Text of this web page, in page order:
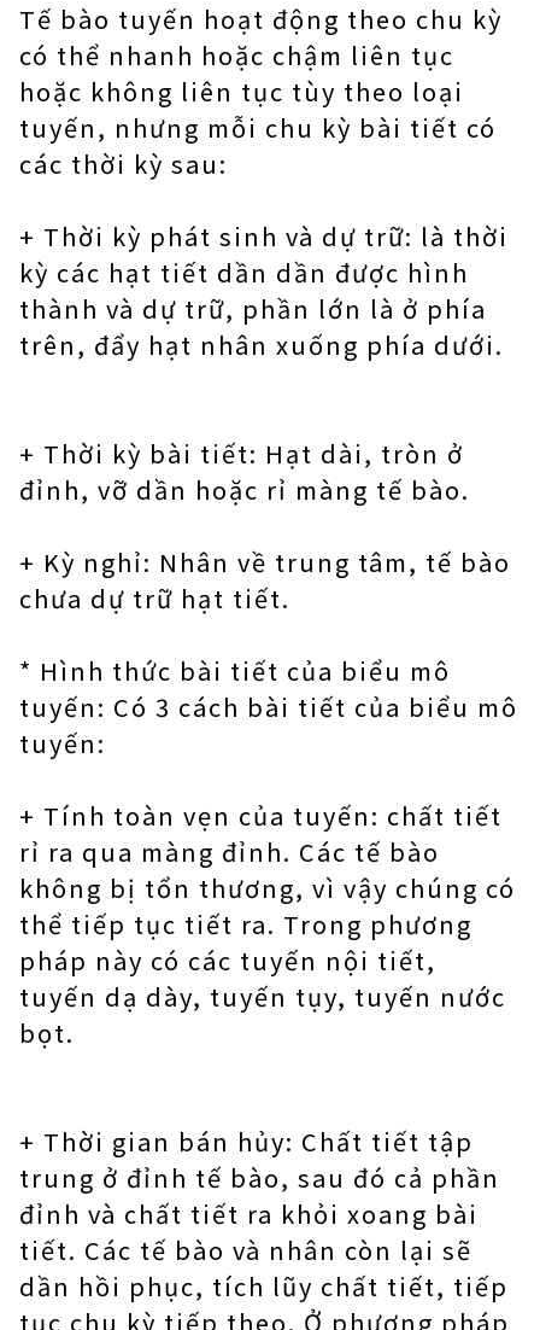
Tế bào tuyến hoạt động theo chu kỳ
có thể nhanh hoặc chậm liên tục
hoặc không liên tục tùy theo loại
tuyến, nhưng mỗi chu kỳ bài tiết có
các thời kỳ sau:
+ Thời kỳ phát sinh và dự trữ: là thời
kỳ các hạt tiết dần dần được hình
thành và dự trữ, phần lớn là ở phía
trên, đẩy hạt nhân xuống phía dưới.
+ Thời kỳ bài tiết: Hạt dài, tròn ở
đỉnh, vỡ dần hoặc rỉ màng tế bào.
+ Kỳ nghỉ: Nhân về trung tâm, tế bào
chưa dự trữ hạt tiết.
* Hình thức bài tiết của biểu mô
tuyến: Có 3 cách bài tiết của biểu mô
tuyến:
+ Tính toàn vẹn của tuyến: chất tiết
rỉ ra qua màng đỉnh. Các tế bào
không bị tổn thương, vì vậy chúng có
thể tiếp tục tiết ra. Trong phương
pháp này có các tuyến nội tiết,
tuyến dạ dày, tuyến tụy, tuyến nước
bọt.
+ Thời gian bán hủy: Chất tiết tập
trung ở đỉnh tế bào, sau đó cả phần
đỉnh và chất tiết ra khỏi xoang bài
tiết. Các tế bào và nhân còn lại sẽ
dần hồi phục, tích lũy chất tiết, tiếp
tục chu kỳ tiếp theo. Ở phương pháp